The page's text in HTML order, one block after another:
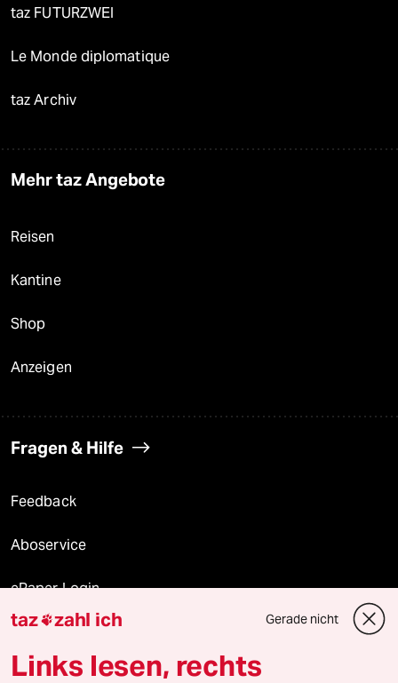
taz FUTURZWEI
Le Monde diplomatique
taz Archiv
Mehr taz Angebote
Reisen
Kantine
Shop
Anzeigen
Fragen & Hilfe
Feedback
Aboservice
ePaper Login
Downloads für Abonnierende
taz zahl ich Gerade nicht
Links lesen, rechts